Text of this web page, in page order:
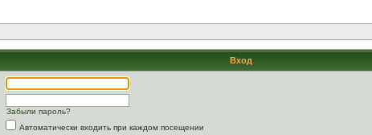
Вход
Забыли пароль?
Автоматически входить при каждом посещении